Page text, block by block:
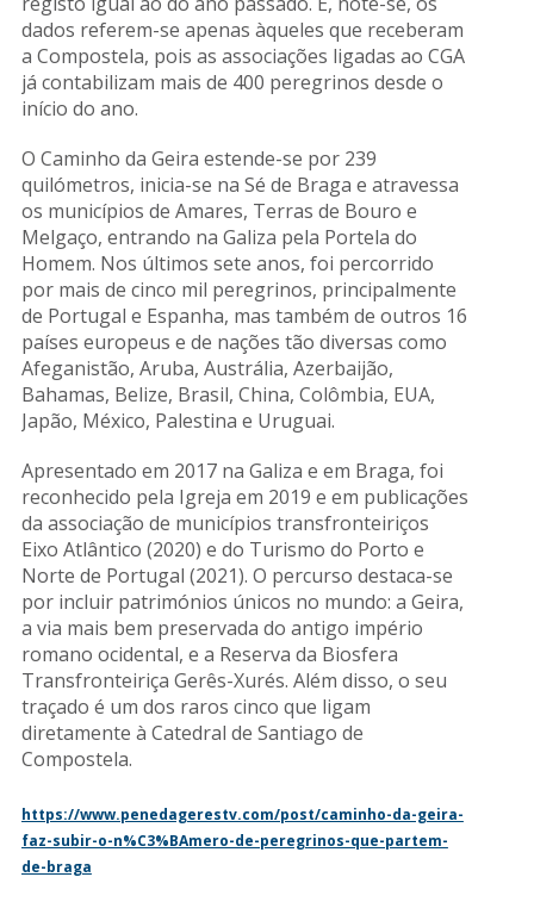
dados referem-se apenas àqueles que receberam
a Compostela, pois as associações ligadas ao CGA
já contabilizam mais de 400 peregrinos desde o
início do ano.
O Caminho da Geira estende-se por 239
quilómetros, inicia-se na Sé de Braga e atravessa
os municípios de Amares, Terras de Bouro e
Melgaço, entrando na Galiza pela Portela do
Homem. Nos últimos sete anos, foi percorrido
por mais de cinco mil peregrinos, principalmente
de Portugal e Espanha, mas também de outros 16
países europeus e de nações tão diversas como
Afeganistão, Aruba, Austrália, Azerbaijão,
Bahamas, Belize, Brasil, China, Colômbia, EUA,
Japão, México, Palestina e Uruguai.
Apresentado em 2017 na Galiza e em Braga, foi
reconhecido pela Igreja em 2019 e em publicações
da associação de municípios transfronteiriços
Eixo Atlântico (2020) e do Turismo do Porto e
Norte de Portugal (2021). O percurso destaca-se
por incluir patrimónios únicos no mundo: a Geira,
a via mais bem preservada do antigo império
romano ocidental, e a Reserva da Biosfera
Transfronteiriça Gerês-Xurés. Além disso, o seu
traçado é um dos raros cinco que ligam
diretamente à Catedral de Santiago de
Compostela.
https://www.penedagerestv.com/post/caminho-da-geira-
faz-subir-o-n%C3%BAmero-de-peregrinos-que-partem-
de-braga